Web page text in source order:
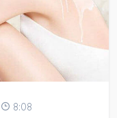
8:08